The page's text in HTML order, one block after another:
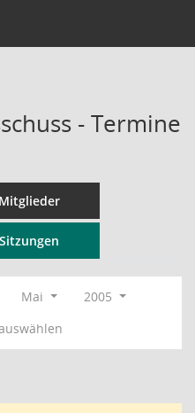
- Termine
Mitglieder
Sitzungen
Mai
2005